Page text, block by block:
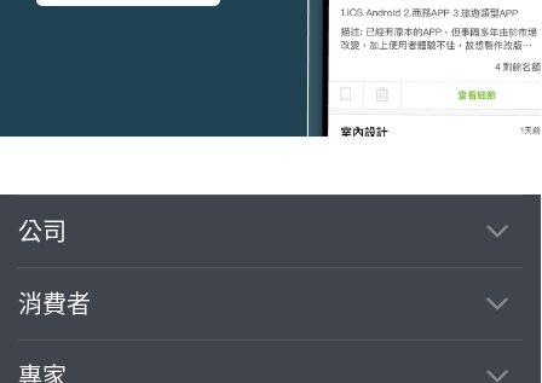
公司
消費者
專家
繼續完成